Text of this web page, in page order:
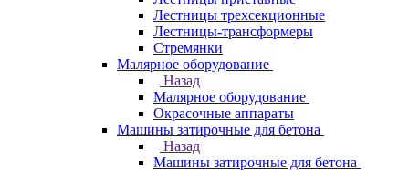
Лестницы трехсекционные
Лестницы-трансформеры
Стремянки
Малярное оборудование
Назад
Малярное оборудование
Окрасочные аппараты
Машины затирочные для бетона
Назад
Машины затирочные для бетона